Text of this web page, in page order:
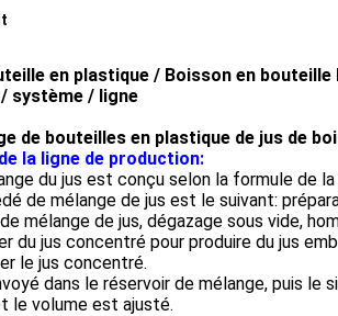
en plastique / Boisson en
système / ligne
de bouteilles en plastique de jus de
la ligne de production:
du jus est conçu selon la formule de la
de mélange de jus est le suivant:
mélange de jus, dégazage sous vide,
du jus concentré pour produire du jus
le jus concentré.
dans le réservoir de mélange, puis
le volume est ajusté.